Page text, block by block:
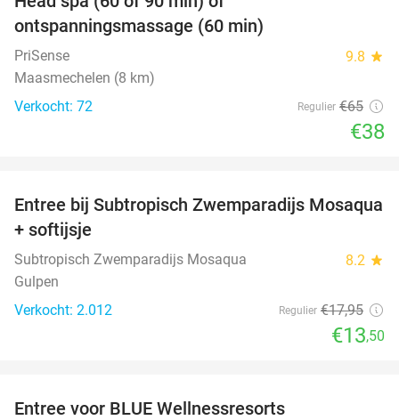
ontspanningsmassage (60 min)
PriSense 9.8 star
Maasmechelen (8 km)
Verkocht: 72
Regulier €65
€38
25%
Entree bij Subtropisch Zwemparadijs Mosaqua
+ softijsje
Subtropisch Zwemparadijs Mosaqua 8.2 star
Gulpen
Verkocht: 2.012
Regulier €17,95
€13,50
Entree voor BLUE Wellnessresorts